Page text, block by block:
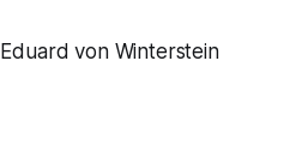
von Winterstein